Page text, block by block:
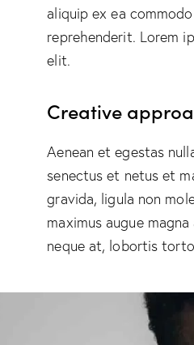
aliquip ex ea
reprehenderit. Lorem
elit.
Creative
Aenean et egestas
senectus et netus et
gravida, ligula non
maximus augue
neque at, lobortis